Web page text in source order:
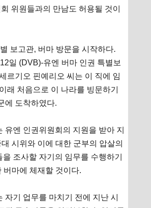
위원들과의 만남도 허용될 것이
보고관, 버마 방문을 시작하다.
일 (DVB)-유엔 버마 인권 특별보
르기오 핀예리오 씨는 이 직에 임
래 처음으로 이 나라를 빙문하기
에 도착하였다.
유엔 인권위원회의 지원을 받아 지
시위와 이에 대한 군부의 압살의
조사할 자기의 임무를 수행하기
버마에 체재할 것이다.
자기 업무를 마치기 전에 지난 시